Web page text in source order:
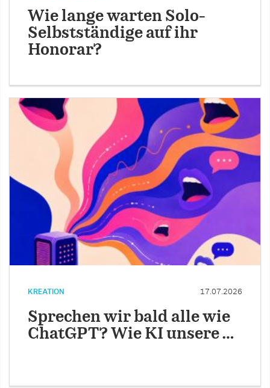
Wie lange warten Solo-
Selbstständige auf ihr
Honorar?
KREATION 17.07.2026
Sprechen wir bald alle wie
ChatGPT? Wie KI unsere …